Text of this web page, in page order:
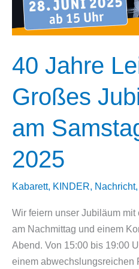
40 Jahre
Großes
am
2025
Kabarett, KINDER, Nachricht,
Wir feiern unser Jubiläum
am Nachmittag und einem
Abend. Von 15:00 bis 19:00
einem abwechslungsreichen